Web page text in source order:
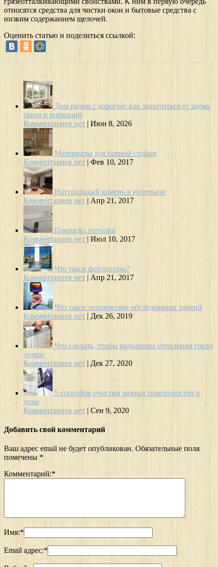
относятся средства для чистки окон и бытовые средства с
низким содержанием щелочей.
Оценить статью и поделиться ссылкой:
Дом рядом с дорогой: как защититься от шума,
пыли и вибраций
Комментариев нет | Июн 8, 2026
Материалы для барной стойки
Комментариев нет | Фев 10, 2017
Натуральный камень в интерьере
Комментариев нет | Апр 21, 2017
Покраска потолка
Комментариев нет | Июл 10, 2017
Что такое фотошторы?
Комментариев нет | Апр 21, 2017
Что такое техническое обследование зданий
Комментариев нет | Дек 26, 2019
Что сделать, чтобы радиаторы отопления грели
лучше
Комментариев нет | Дек 27, 2020
5 способов очистки разных поверхностей в
доме
Комментариев нет | Сен 9, 2020
Добавить свой комментарий
Ваш адрес email не будет опубликован. Обязательные поля
помечены *
Комментарий:*
Имя:*
Email адрес:*